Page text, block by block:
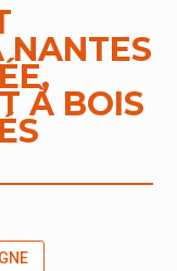
NANTES
À BOIS